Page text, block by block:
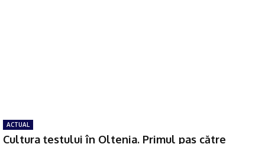
ACTUAL
Cultura țestului în Oltenia. Primul pas către